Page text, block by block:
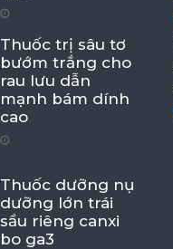
Thuốc trị sâu tơ
bướm trắng cho
rau lưu dẫn
mạnh bám dính
cao
Thuốc dưỡng nụ
dưỡng lớn trái
sầu riêng canxi
bo ga3